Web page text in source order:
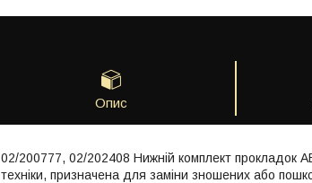
Опис
02/200777, 02/202408 Нижній комплект прокладок
техніки, призначена для заміни зношених або